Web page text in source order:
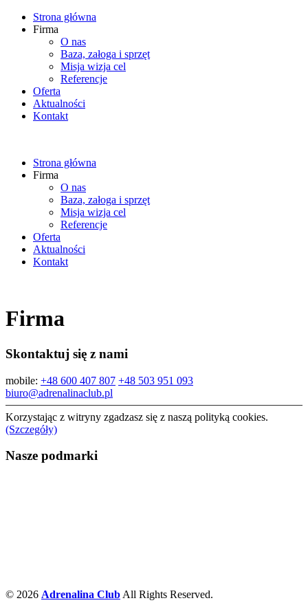
Strona główna
Firma
O nas
Baza, załoga i sprzęt
Misja wizja cel
Referencje
Oferta
Aktualności
Kontakt
Strona główna
Firma
O nas
Baza, załoga i sprzęt
Misja wizja cel
Referencje
Oferta
Aktualności
Kontakt
Firma
Skontaktuj się z nami
mobile: +48 600 407 807 +48 503 951 093
biuro@adrenalinaclub.pl
Korzystając z witryny zgadzasz się z naszą polityką cookies.
(Szczegóły)
Nasze podmarki
© 2026 Adrenalina Club All Rights Reserved.